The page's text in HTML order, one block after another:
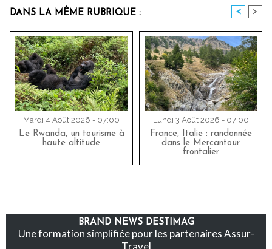
DANS LA MÊME RUBRIQUE : < >
Mardi 4 Août 2026 - 07:00
Le Rwanda, un tourisme à
haute altitude
Lundi 3 Août 2026 - 07:00
France, Italie : randonnée
dans le Mercantour
frontalier
BRAND NEWS DESTIMAG
Une formation simplifiée pour les partenaires Assur-
Travel